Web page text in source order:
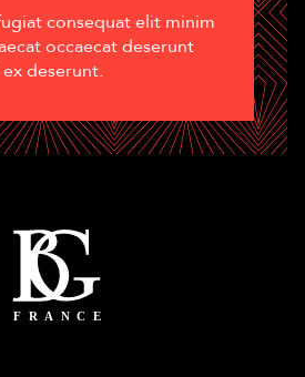
consequat elit minim
occaecat deserunt
deserunt.